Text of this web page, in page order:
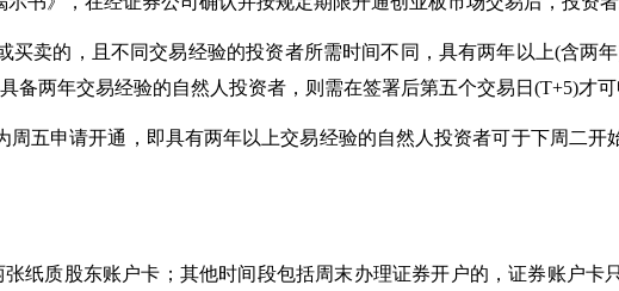
卖的，且不同交易经验的投资者所需时间不同，具有两年以上(含两
两年交易经验的自然人投资者，则需在签署后第五个交易日(T+5)才可
五申请开通，即具有两年以上交易经验的自然人投资者可于下周二开
纸质股东账户卡；其他时间段包括周末办理证券开户的，证券账户